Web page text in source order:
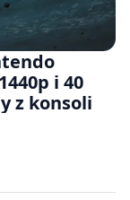
i 40
z konsoli